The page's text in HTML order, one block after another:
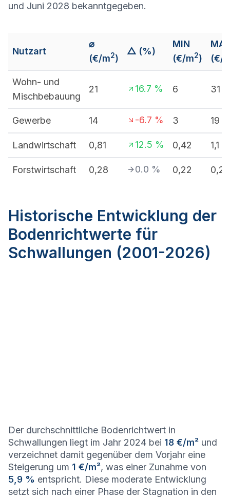
und Juni 2028 bekanntgegeben.
Nutzart
⌀
(€/m2)
△ (%)
MIN
(€/m2)
(€/
Wohn- und
Mischbebauung
21 16.7 % 6 31
Gewerbe 14 -6.7 % 3 19
Landwirtschaft 0,81 12.5 % 0,42 1,1
Forstwirtschaft 0,28 0.0 % 0,22 0,28
Historische Entwicklung der
Bodenrichtwerte für
Schwallungen (2001-2026)
Der durchschnittliche Bodenrichtwert in
Schwallungen liegt im Jahr 2024 bei 18 €/m² und
verzeichnet damit gegenüber dem Vorjahr eine
Steigerung um 1 €/m², was einer Zunahme von
5,9 % entspricht. Diese moderate Entwicklung
setzt sich nach einer Phase der Stagnation in den